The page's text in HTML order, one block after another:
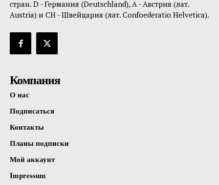
стран. D - Германия (Deutschland), A - Австрия (лат.
Austria) и CH - Швейцария (лат. Confoederatio Helvetica).
Компания
О нас
Подписаться
Контакты
Планы подписки
Мой аккаунт
Impressum